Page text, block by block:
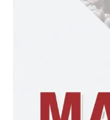
Aksi pada Kamis
menyentuh dua isu
anggaran dan
membutuhkan